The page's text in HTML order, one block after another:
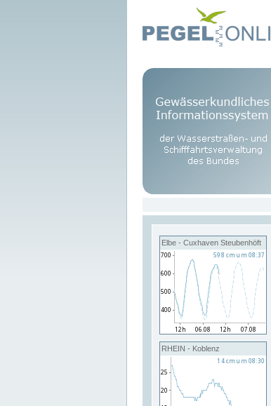
Elbe - Cuxhaven Steubenhöft
RHEIN - Koblenz